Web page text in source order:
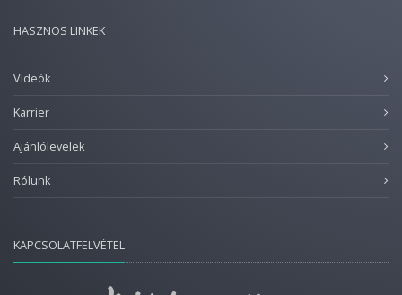
HASZNOS LINKEK
Videók
Karrier
Ajánlólevelek
Rólunk
KAPCSOLATFELVÉTEL